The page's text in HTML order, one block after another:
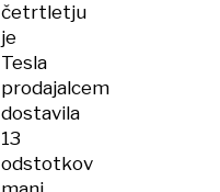
četrtletju
je
Tesla
prodajalcem
dostavila
13
odstotkov